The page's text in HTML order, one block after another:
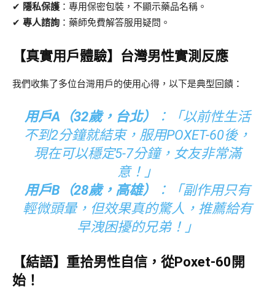
✔ ​ 隱私保護 ​：專用保密包裝，不顯示藥品名稱。
✔ ​ 專人諮詢 ​：藥師免費解答服用疑問。
​【真實用戶體驗】台灣男性實測反應
我們收集了多位台灣用戶的使用心得，以下是典型回饋：
用戶A（32歲，台北）​
​：「以前性生活
不到2分鐘就結束，服用POXET-60後，
現在可以穩定5-7分鐘，女友非常滿
意！」
用戶B（28歲，高雄）​
​：「副作用只有
輕微頭暈，但效果真的驚人，推薦給有
早洩困擾的兄弟！」
​【結語】重拾男性自信，從Poxet-60開
始！​